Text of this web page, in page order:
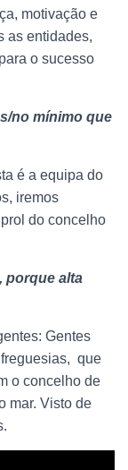
motivação e
as entidades,
o sucesso
no mínimo que
é a equipa do
iremos
do concelho
porque alta
Gentes
que
o concelho de
mar. Visto de